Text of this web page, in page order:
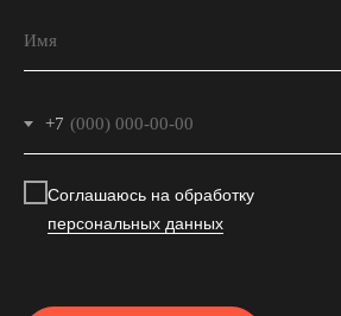
+7
Соглашаюсь на обработку
персональных данных
Вконтакте
персональных данных